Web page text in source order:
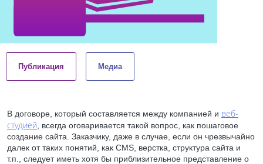
Публикация Медиа
В договоре, который составляется между компанией и веб-
студией , всегда оговаривается такой вопрос, как пошаговое
создание сайта. Заказчику, даже в случае, если он чрезвычайно
далек от таких понятий, как CMS, верстка, структура сайта и
т.п., следует иметь хотя бы приблизительное представление о